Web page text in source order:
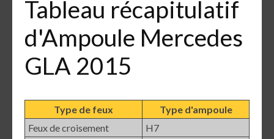
Tableau récapitulatif
d'Ampoule Mercedes
GLA 2015
Type de feux
Type d'ampoule
Feux de croisement
H7